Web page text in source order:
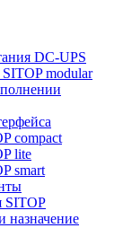
DC-UPS
modular
compact
lite
smart
SITOP
назначение